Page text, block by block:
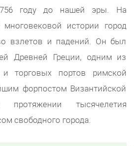
году до нашей эры. На
истории город
взлетов и падений. Он был
Древней Греции, одним из
торговых портов римской
форпостом Византийской
тысячелетия
свободного города.